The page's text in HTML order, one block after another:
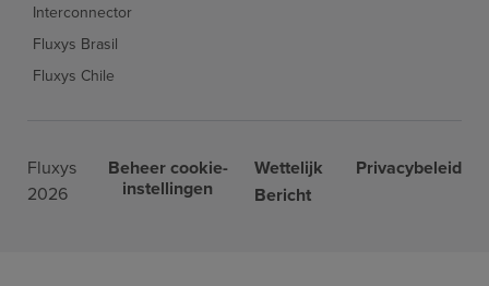
Interconnector
Fluxys Brasil
Fluxys Chile
Fluxys
2026
Beheer cookie-
instellingen
Wettelijk
Bericht
Privacybeleid